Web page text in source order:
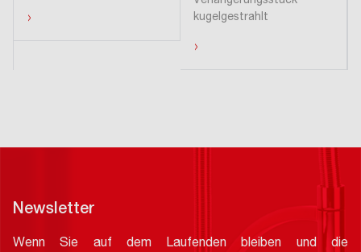
›
kugelgestrahlt
›
Newsletter
Wenn Sie auf dem Laufenden bleiben und die